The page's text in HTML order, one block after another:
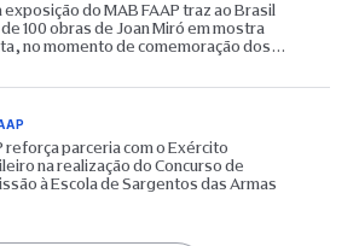
exposição do MAB FAAP traz ao Brasil
100 obras de Joan Miró em mostra
no momento de comemoração dos
reforça parceria com o Exército
na realização do Concurso de
à Escola de Sargentos das Armas